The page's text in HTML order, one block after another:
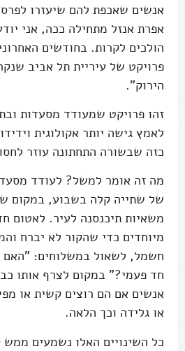
אנשים שאכפת להם שיעזרו
אפרת אנזל מתחילה ככה, אני
הולכים לקרות. בחודשים
פרויקט של עיריית תל אביב
הירוק".
זהו פרויקט שמעודד מסעדות
לאמץ גישה יותר אקולוגית
כזה שבשורה התחתונה עוזר
מה זה אומר למשל? לעודד
של שתייה קלה בשבוע, במקום
משאיות תיכנסנה לעיר. לאטום
מיוחדים כדי שהקור לא יברח
חשמל, לשאול במשלוחים: "האם
חד פעמי?" במקום לצרף אותו
אנשים אם הם רוצים קשית או
או גלידה וכך הלאה.
כל השינויים האלו נשמעים